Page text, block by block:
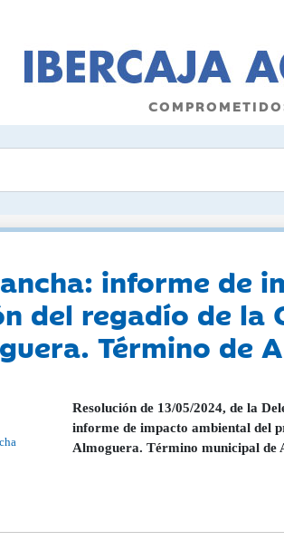
informe de
del regadío de la
Término de
Resolución de 13/05/2024, de la
informe de impacto ambiental del
Almoguera. Término municipal de